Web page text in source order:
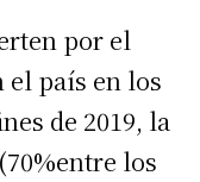
por el
el país en los
de 2019, la
los